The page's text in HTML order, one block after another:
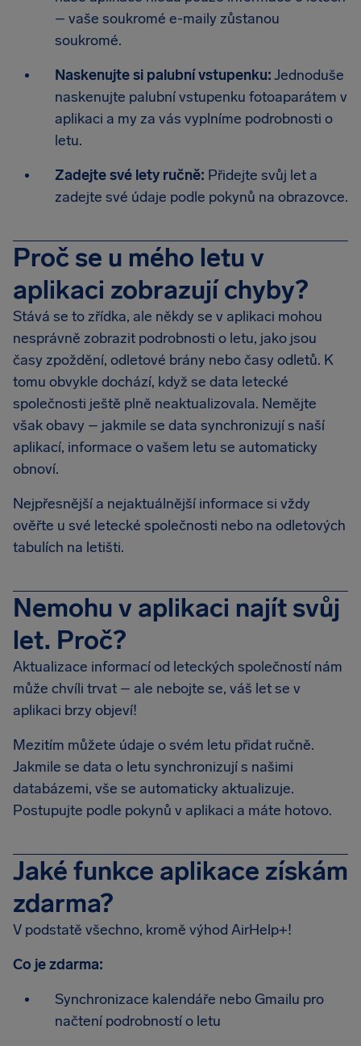
– vaše soukromé e-maily zůstanou
soukromé.
Naskenujte si palubní vstupenku:Jednoduše
naskenujte palubní vstupenku fotoaparátem v
aplikaci a my za vás vyplníme podrobnosti o
letu.
Zadejte své lety ručně: Přidejte svůj let a
zadejte své údaje podle pokynů na obrazovce.
Proč se u mého letu v
aplikaci zobrazují chyby?
Stává se to zřídka, ale někdy se v aplikaci mohou
nesprávně zobrazit podrobnosti o letu, jako jsou
časy zpoždění, odletové brány nebo časy odletů. K
tomu obvykle dochází, když se data letecké
společnosti ještě plně neaktualizovala. Nemějte
však obavy – jakmile se data synchronizují s naší
aplikací, informace o vašem letu se automaticky
obnoví.
Nejpřesnější a nejaktuálnější informace si vždy
ověřte u své letecké společnosti nebo na odletových
tabulích na letišti.
Nemohu v aplikaci najít svůj
let. Proč?
Aktualizace informací od leteckých společností nám
může chvíli trvat – ale nebojte se, váš let se v
aplikaci brzy objeví!
Mezitím můžete údaje o svém letu přidat ručně.
Jakmile se data o letu synchronizují s našimi
databázemi, vše se automaticky aktualizuje.
Postupujte podle pokynů v aplikaci a máte hotovo.
Jaké funkce aplikace získám
zdarma?
V podstatě všechno, kromě výhod AirHelp+!
Co je zdarma:
Synchronizace kalendáře nebo Gmailu pro
načtení podrobností o letu